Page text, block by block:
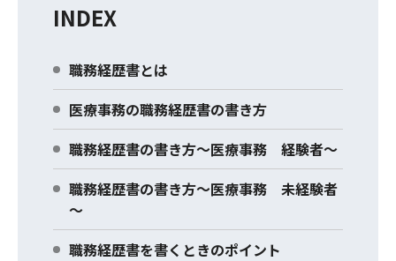
INDEX
職務経歴書とは
医療事務の職務経歴書の書き方
職務経歴書の書き方～医療事務 経験者～
職務経歴書の書き方～医療事務 未経験者
～
職務経歴書を書くときのポイント